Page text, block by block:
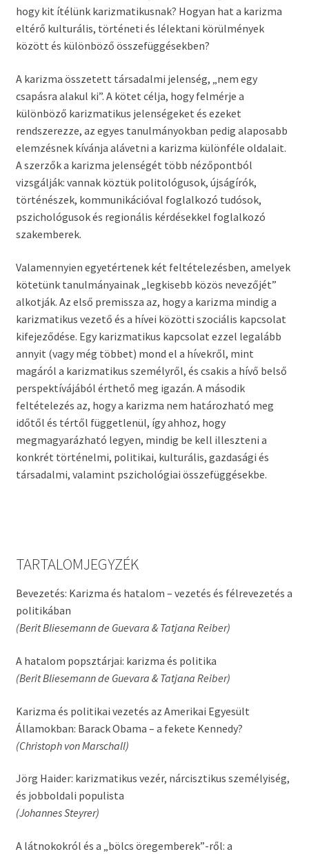
hogy kit ítélünk karizmatikusnak? Hogyan hat a karizma
eltérő kulturális, történeti és lélektani körülmények
között és különböző összefüggésekben?
A karizma összetett társadalmi jelenség, „nem egy
csapásra alakul ki”. A kötet célja, hogy felmérje a
különböző karizmatikus jelenségeket és ezeket
rendszerezze, az egyes tanulmányokban pedig alaposabb
elemzésnek kívánja alávetni a karizma különféle oldalait.
A szerzők a karizma jelenségét több nézőpontból
vizsgálják: vannak köztük politológusok, újságírók,
történészek, kommunikációval foglalkozó tudósok,
pszichológusok és regionális kérdésekkel foglalkozó
szakemberek.
Valamennyien egyetértenek két feltételezésben, amelyek
kötetünk tanulmányainak „legkisebb közös nevezőjét”
alkotják. Az első premissza az, hogy a karizma mindig a
karizmatikus vezető és a hívei közötti szociális kapcsolat
kifejeződése. Egy karizmatikus kapcsolat ezzel legalább
annyit (vagy még többet) mond el a hívekről, mint
magáról a karizmatikus személyről, és csakis a hívő belső
perspektívájából érthető meg igazán. A második
feltételezés az, hogy a karizma nem határozható meg
időtől és tértől függetlenül, így ahhoz, hogy
megmagyarázható legyen, mindig be kell illeszteni a
konkrét történelmi, politikai, kulturális, gazdasági és
társadalmi, valamint pszichológiai összefüggésekbe.
TARTALOMJEGYZÉK
Bevezetés: Karizma és hatalom – vezetés és félrevezetés a
politikában
(Berit Bliesemann de Guevara & Tatjana Reiber)
A hatalom popsztárjai: karizma és politika
(Berit Bliesemann de Guevara & Tatjana Reiber)
Karizma és politikai vezetés az Amerikai Egyesült
Államokban: Barack Obama – a fekete Kennedy?
(Christoph von Marschall)
Jörg Haider: karizmatikus vezér, nárcisztikus személyiség,
és jobboldali populista
(Johannes Steyrer)
A látnokokról és a „bölcs öregemberek”-ről: a